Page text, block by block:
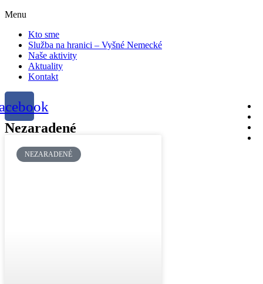
Menu
Kto sme
Služba na hranici – Vyšné Nemecké
Naše aktivity
Aktuality
Kontakt
Nezaradené
NEZARADENÉ